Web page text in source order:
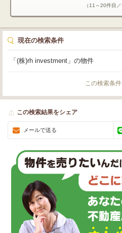
（11～20件目
現在の検索条件
「(株)rh investment」の物件
この検索条
この検索結果をシェア
メールで送る